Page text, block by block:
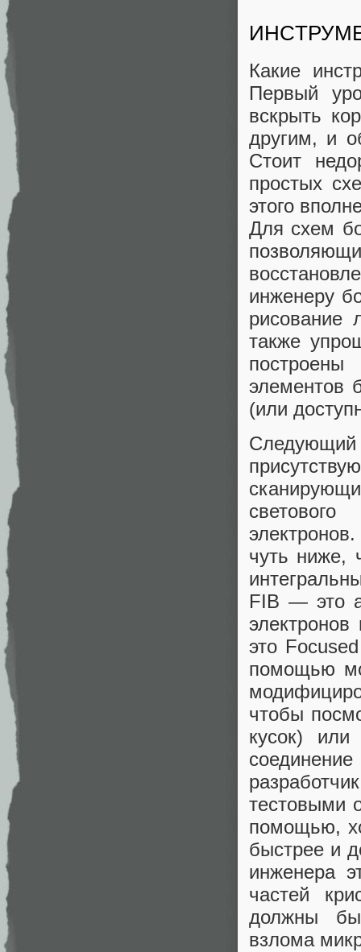
Какие
Первый
вскрыть
другим, и
Стоит
простых
этого
Для схем
инженеру
рисование
также
элементов
(или
чуть ниже,
FIB — это
это
помощью
чтобы
кусок)
тестовыми
помощью,
быстрее и
инженера
частей
должны
взлома